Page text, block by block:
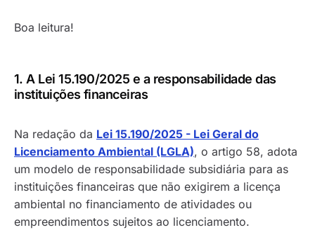
Boa leitura!
1. A Lei 15.190/2025 e a responsabilidade das
instituições financeiras
Na redação da Lei 15.190/2025 - Lei Geral do
Licenciamento Ambiental (LGLA), o artigo 58, adota
um modelo de responsabilidade subsidiária para as
instituições financeiras que não exigirem a licença
ambiental no financiamento de atividades ou
empreendimentos sujeitos ao licenciamento.